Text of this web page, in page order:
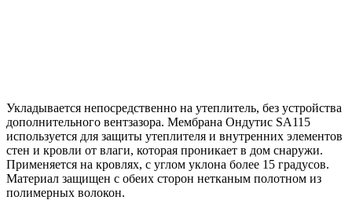
Укладывается непосредственно на утеплитель, без устройства
дополнительного вентзазора. Мембрана Ондутис SA115
используется для защиты утеплителя и внутренних элементов
стен и кровли от влаги, которая проникает в дом снаружи.
Применяется на кровлях, с углом уклона более 15 градусов.
Материал защищен с обеих сторон нетканым полотном из
полимерных волокон.